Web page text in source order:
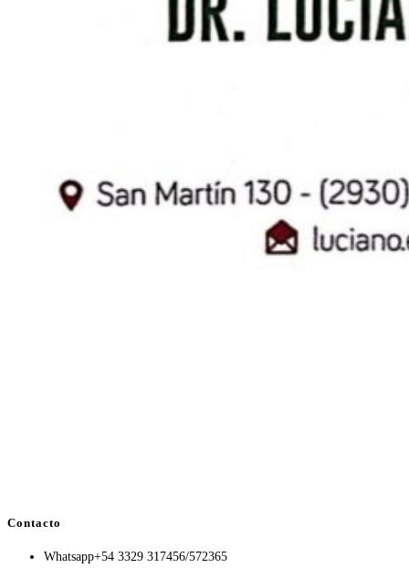
Contacto
Whatsapp+54 3329 317456/572365